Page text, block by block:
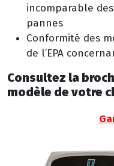
incomparable
pannes
Conformité des
de l’EPA
Consultez la
modèle de votre